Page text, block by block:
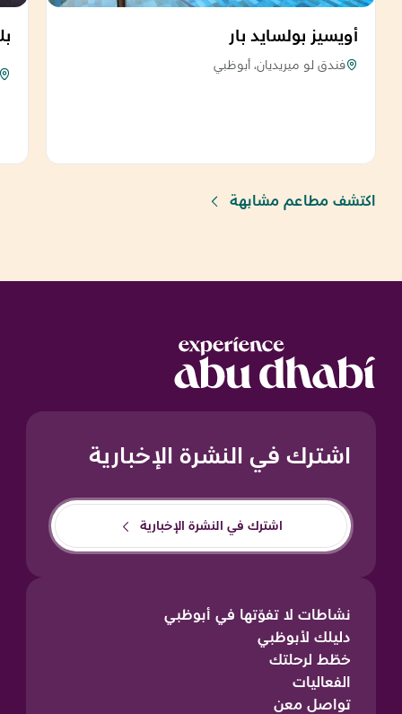
أويسيز بولسايد بار
فندق لو ميريديان، أبوظبي
اكتشف مطاعم مشابهة
اشترك في النشرة الإخبارية
اشترك في النشرة الإخبارية
نشاطات لا تفوّتها في أبوظبي
دليلك لأبوظبي
خطّط لرحلتك
الفعاليات
تواصل معن